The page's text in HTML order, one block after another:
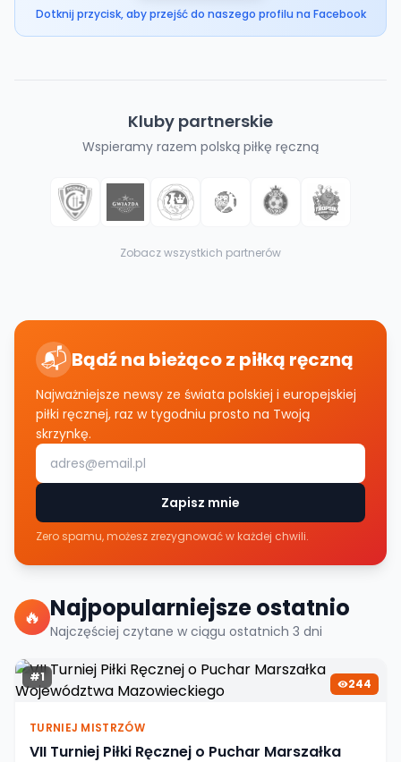
Dotknij przycisk, aby przejść do naszego profilu na Facebook
Kluby partnerskie
Wspieramy razem polską piłkę ręczną
Zobacz wszystkich partnerów
📬 Bądź na bieżąco z piłką ręczną
Najważniejsze newsy ze świata polskiej i europejskiej
piłki ręcznej, raz w tygodniu prosto na Twoją
skrzynkę.
Zapisz mnie
Zero spamu, możesz zrezygnować w każdej chwili.
🔥 Najpopularniejsze ostatnio
Najczęściej czytane w ciągu ostatnich 3 dni
#1 244
TURNIEJ MISTRZÓW
VII Turniej Piłki Ręcznej o Puchar Marszałka